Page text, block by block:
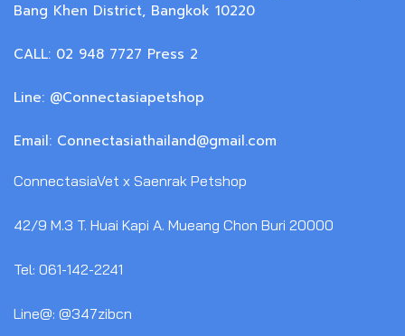
Bang Khen District, Bangkok 10220
CALL: 02 948 7727 Press 2
Line: @Connectasiapetshop
Email: Connectasiathailand@gmail.com
ConnectasiaVet x Saenrak Petshop
42/9 M.3 T. Huai Kapi A. Mueang Chon Buri 20000
Tel: 061-142-2241
Line@: @347zibcn